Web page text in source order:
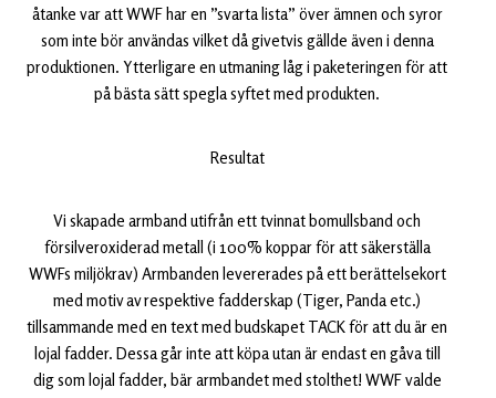
åtanke var att WWF har en ”svarta lista” över ämnen och syror
som inte bör användas vilket då givetvis gällde även i denna
produktionen. Ytterligare en utmaning låg i paketeringen för att
på bästa sätt spegla syftet med produkten.
Resultat
Vi skapade armband utifrån ett tvinnat bomullsband och
försilveroxiderad metall (i 100% koppar för att säkerställa
WWFs miljökrav) Armbanden levererades på ett berättelsekort
med motiv av respektive fadderskap (Tiger, Panda etc.)
tillsammande med en text med budskapet TACK för att du är en
lojal fadder. Dessa går inte att köpa utan är endast en gåva till
dig som lojal fadder, bär armbandet med stolthet! WWF valde